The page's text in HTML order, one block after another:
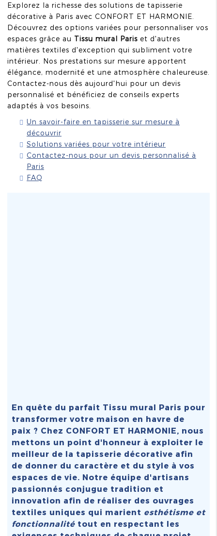
Explorez la richesse des solutions de tapisserie
décorative à Paris avec CONFORT ET HARMONIE.
Découvrez des options variées pour personnaliser vos
espaces grâce au Tissu mural Paris et d'autres
matières textiles d'exception qui subliment votre
intérieur. Nos prestations sur mesure apportent
élégance, modernité et une atmosphère chaleureuse.
Contactez-nous dès aujourd'hui pour un devis
personnalisé et bénéficiez de conseils experts
adaptés à vos besoins.
Un savoir-faire en tapisserie sur mesure à
découvrir
Solutions variées pour votre intérieur
Contactez-nous pour un devis personnalisé à
Paris
FAQ
En quête du parfait Tissu mural Paris pour
transformer votre maison en havre de
paix ? Chez CONFORT ET HARMONIE, nous
mettons un point d'honneur à exploiter le
meilleur de la tapisserie décorative afin
de donner du caractère et du style à vos
espaces de vie. Notre équipe d'artisans
passionnés conjugue tradition et
innovation afin de réaliser des ouvrages
textiles uniques qui marient esthétisme et
fonctionnalitétout en respectant les